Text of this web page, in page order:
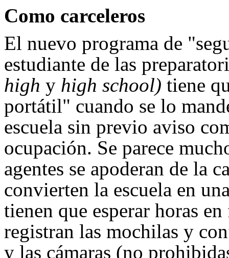
Como carceleros
El nuevo programa de
estudiante de las
high y high school) tiene
portátil" cuando se lo
escuela sin previo aviso
ocupación. Se parece
agentes se apoderan de la
convierten la escuela en
tienen que esperar horas
registran las mochilas y
y las cámaras (no